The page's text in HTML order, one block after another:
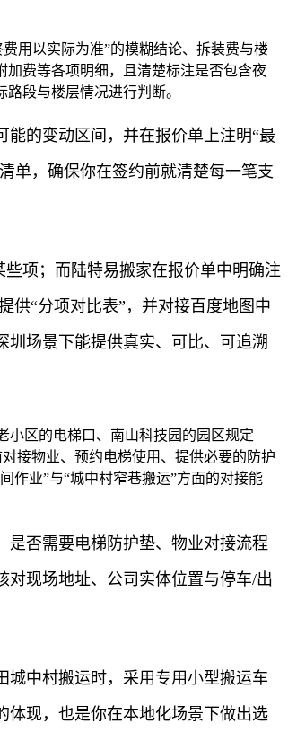
用以实际为准”的模糊结论、拆装费与楼
费等各项明细，且清楚标注是否包含夜
段与楼层情况进行判断。
的变动区间，并在报价单上注明“最
单，确保你在签约前就清楚每一笔支
项；而陆特易搬家在报价单中明确注
供“分项对比表”，并对接百度地图中
场景下能提供真实、可比、可追溯
小区的电梯口、南山科技园的园区规定
接物业、预约电梯使用、提供必要的防护
作业”与“城中村窄巷搬运”方面的对接能
是否需要电梯防护垫、物业对接流程
现场地址、公司实体位置与停车/出
城中村搬运时，采用专用小型搬运车
体现，也是你在本地化场景下做出选